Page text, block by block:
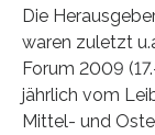
Die
waren zuletzt
Forum 2009
jährlich vom
Mittel- und